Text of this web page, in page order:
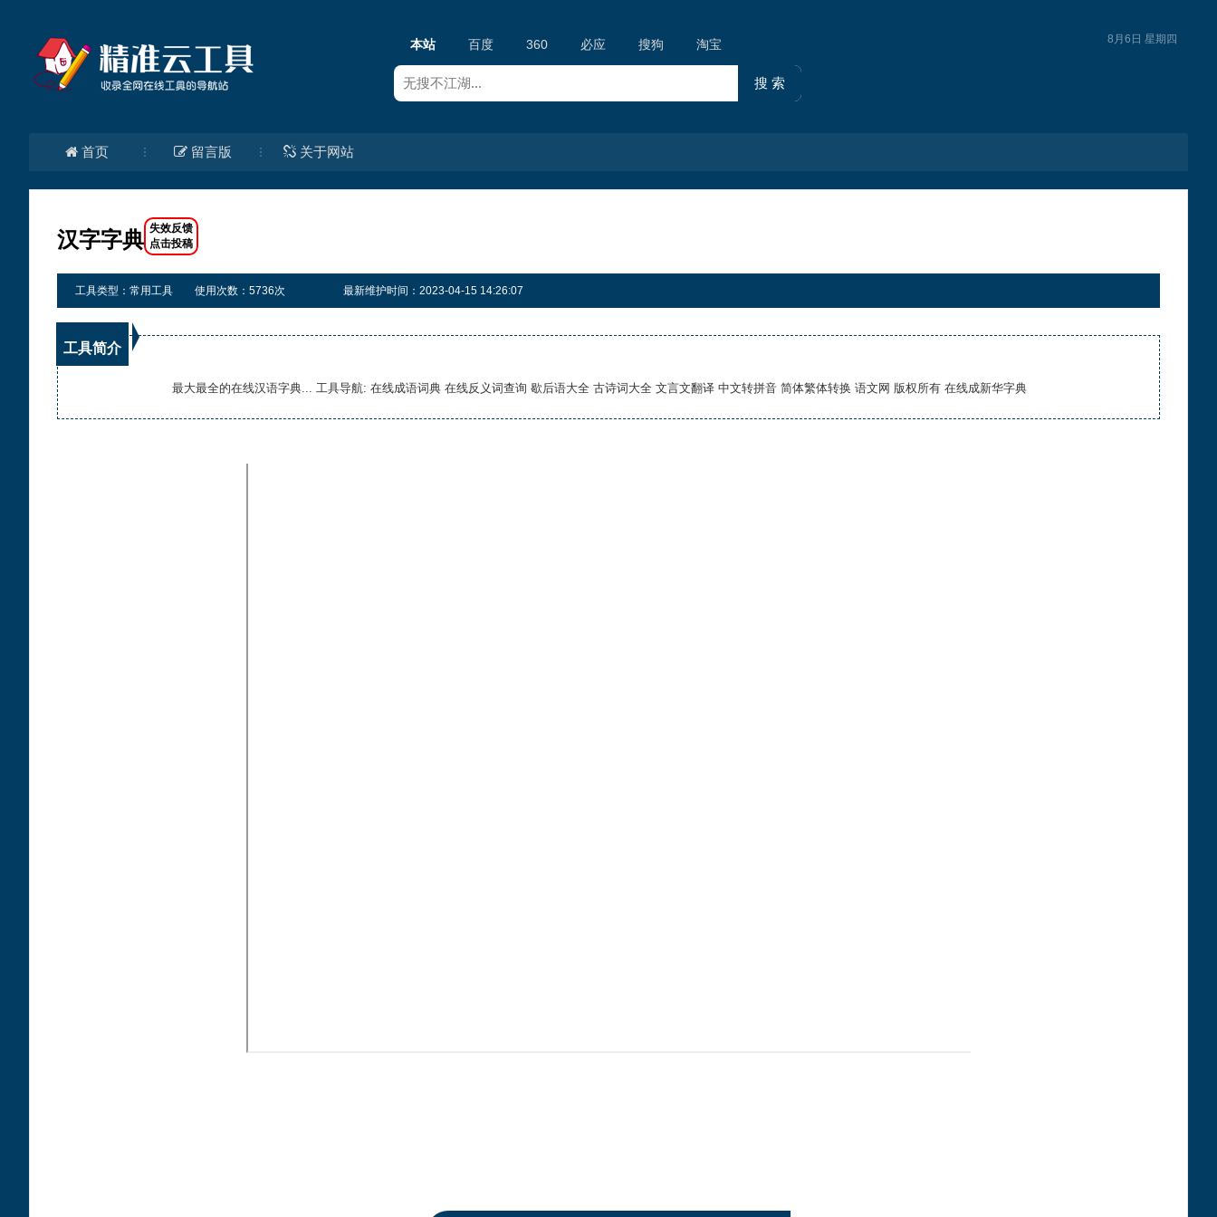
本站 百度 360 必应 搜狗 淘宝 8月6日 星期四
首页 留言版 关于网站
汉字字典
工具类型：常用工具 使用次数：5736次 最新维护时间：2023-04-15 14:26:07
工具简介
最大最全的在线汉语字典... 工具导航: 在线成语词典 在线反义词查询 歇后语大全 古诗词大全 文言文翻译 中文转拼音 简体繁体转换 语文网 版权所有 在线成新华字典